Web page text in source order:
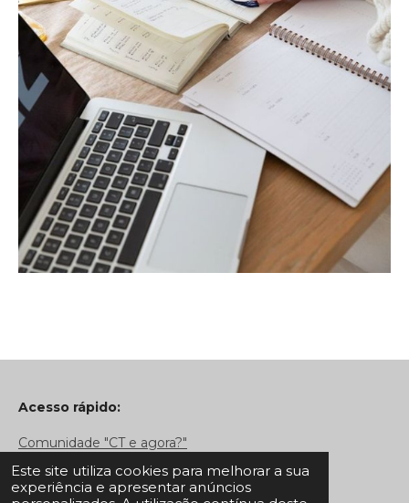
Este site utiliza cookies para melhorar a sua
experiência e apresentar anúncios
Acesso rápido:
Comunidade "CT e agora?"